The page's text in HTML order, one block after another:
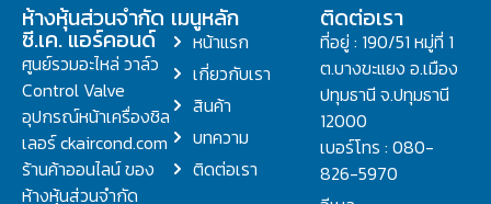
ห้างหุ้นส่วนจำกัด
ซี.เค. แอร์คอนด์
ศูนย์รวมอะไหล่ วาล์ว
Control Valve
อุปกรณ์หน้าเครื่องชิล
เลอร์ ckaircond.com
ร้านค้าออนไลน์ ของ
ห้างหุ้นส่วนจำกัด
เมนูหลัก
หน้าแรก
เกี่ยวกับเรา
สินค้า
บทความ
ติดต่อเรา
ติดต่อเรา
ที่อยู่ : 190/51 หมู่ที่ 1
ต.บางขะแยง อ.เมือง
ปทุมธานี จ.ปทุมธานี
12000
เบอร์โทร : 080-
826-5970